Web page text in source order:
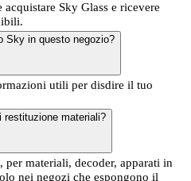
Sky Glass e ricevere
Sky in questo negozio?
utili per disdire il tuo
restituzione materiali?
materiali, decoder, apparati in
nei negozi che espongono il